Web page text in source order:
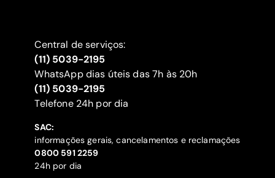
Central de serviços:
(11) 5039-2195
WhatsApp dias úteis das 7h às 20h
(11) 5039-2195
‍Telefone 24h por dia
SAC:
informações gerais, cancelamentos e reclamações
‍0800 591 2259
24h por dia